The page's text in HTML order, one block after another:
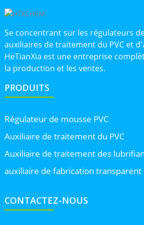
Se concentrant sur les régulateurs
auxiliaires de traitement du PVC et
HeTianXia est une entreprise
la production et les ventes.
PRODUITS
Régulateur de mousse PVC
Auxiliaire de traitement du PVC
Auxiliaire de traitement des
auxiliaire de fabrication transparent
CONTACTEZ-NOUS